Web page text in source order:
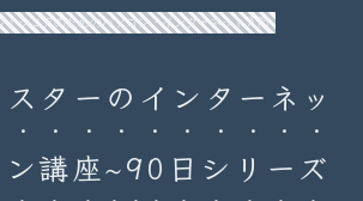
！シニアのためのパソコン・インターネット入門
ターのインターネッ
ン講座~90日シリーズ